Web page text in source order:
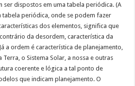
ser dispostos em uma tabela periódica. (A
tabela periódica, onde se podem fazer
dos elementos, significa que
da desordem, característica da
a ordem é característica de planejamento,
o Sistema Solar, a nossa e outras
coerente e lógica a tal ponto de
que indicam planejamento. O